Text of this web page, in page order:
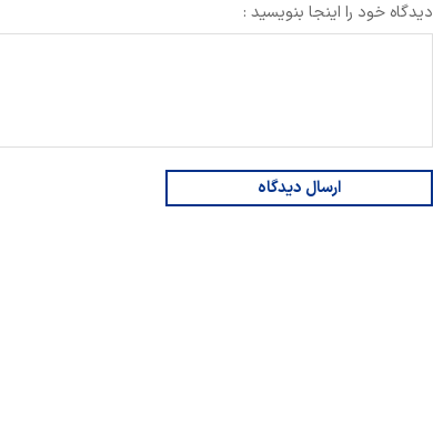
دیدگاه خود را اینجا بنویسید :
ارسال دیدگاه